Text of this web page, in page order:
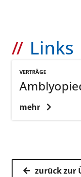
Links
VERTRÄGE
mehr
zurück zur